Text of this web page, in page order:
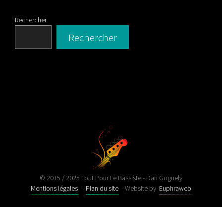
Rechercher
Rechercher
© 2015 / 2025 Tout Pour Le Bassiste - Dan Goguely
Mentions légales - Plan du site - Website by Euphraweb